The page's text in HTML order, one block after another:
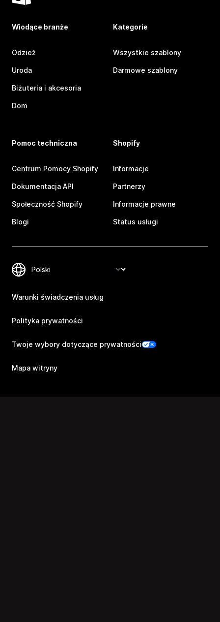
Wiodące branże
Odzież
Uroda
Biżuteria i akcesoria
Dom
Kategorie
Wszystkie szablony
Darmowe szablony
Pomoc techniczna
Centrum Pomocy Shopify
Dokumentacja API
Społeczność Shopify
Blogi
Shopify
Informacje
Partnerzy
Informacje prawne
Status usługi
Warunki świadczenia usług
Polityka prywatności
Twoje wybory dotyczące prywatności
Mapa witryny